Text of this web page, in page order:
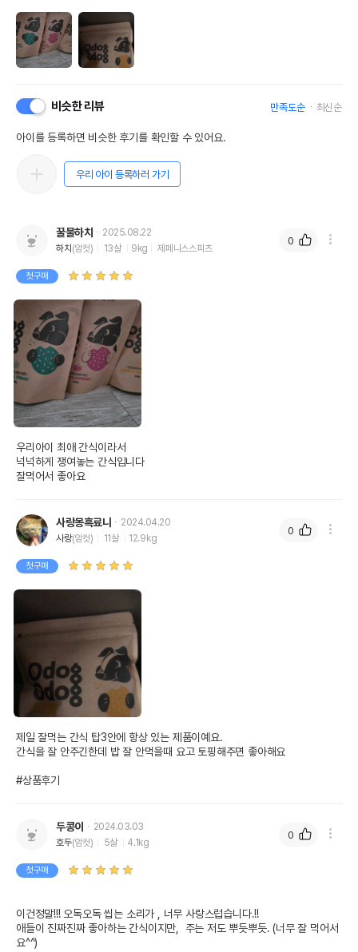
비슷한 리뷰 만족도순 최신순
아이를 등록하면 비슷한 후기를 확인할 수 있어요.
우리 아이 등록하러 가기
꿀물하치
2025.08.22
하치 (암컷) 13살 9kg 제페니스스피츠
첫구매
우리아이 최애 간식이라서
넉넉하게 쟁여놓는 간식입니다
잘먹어서 좋아요
0
사랑몽흑료니
2024.04.20
사랑(암컷) 11살 12.9kg
첫구매
제일 잘먹는 간식 탑3안에 항상 있는 제품이예요.
간식을 잘 안주긴한데 밥 잘 안먹을때 요고 토핑해주면 좋아해요
#상품후기
0
두콩이
2024.03.03
호두(암컷) 5살 4.1kg
첫구매
이건정말!!! 오독오독 씹는 소리가 , 너무 사랑스럽습니다.!!
애들이 진짜진짜 좋아하는 간식이지만,  주는 저도 뿌듯뿌듯. (너무 잘 먹어서
요^^)
0